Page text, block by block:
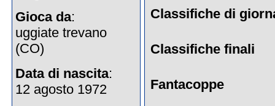
Gioca da:
uggiate trevano
(CO)
Data di nascita:
12 agosto 1972
Classifiche di
Classifiche finali
Fantacoppe